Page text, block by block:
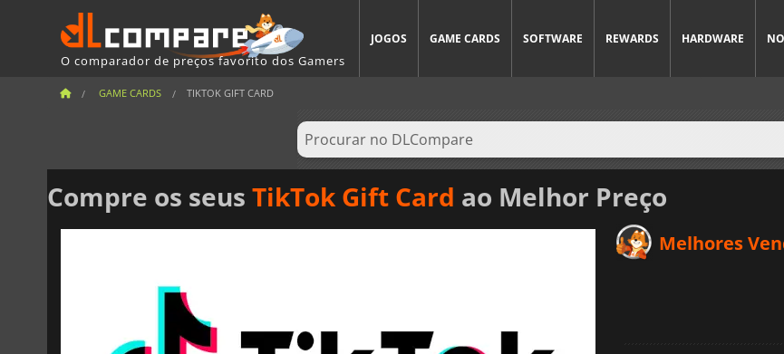
O comparador de preços favorito dos Gamers
JOGOS GAME CARDS SOFTWARE REWARDS HARDWARE
GAME CARDS TIKTOK GIFT CARD
Compre os seus TikTok Gift Card ao Melhor Preço
Melhores